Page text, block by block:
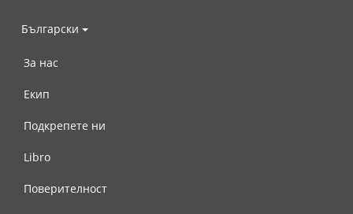
Български
За нас
Екип
Подкрепете ни
Libro
Поверителност